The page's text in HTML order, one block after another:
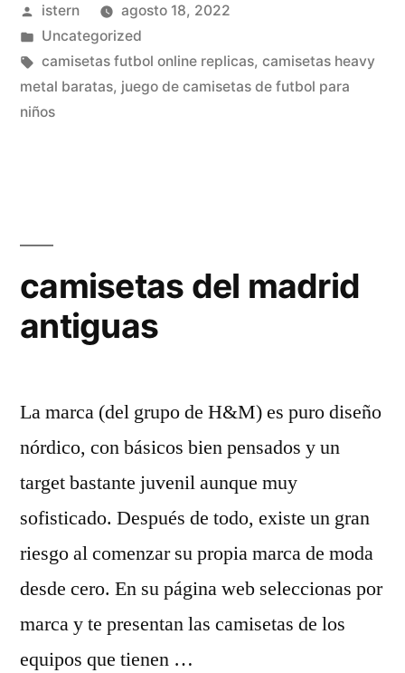
klein
original»
Publicado
por
istern
agosto 18, 2022
Publicado
en
Uncategorized
Etiquetas:
camisetas futbol online replicas, camisetas heavy
metal baratas, juego de camisetas de futbol para
niños
camisetas del madrid
antiguas
La marca (del grupo de H&M) es puro diseño
nórdico, con básicos bien pensados y un
target bastante juvenil aunque muy
sofisticado. Después de todo, existe un gran
riesgo al comenzar su propia marca de moda
desde cero. En su página web seleccionas por
marca y te presentan las camisetas de los
equipos que tienen …